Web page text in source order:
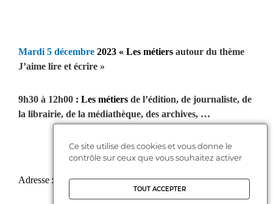
Mardi 5 décembre 2023 « Les métiers autour du thème
J’aime lire et écrire »
9h30 à 12h00 : Les métiers de l’édition, de journaliste, de
la librairie, de la médiathèque, des archives, …
Adresse : Maison de l’Orientation Toulousecentre
Ce site utilise des cookies et vous donne le
contrôle sur ceux que vous souhaitez activer
TOUT ACCEPTER